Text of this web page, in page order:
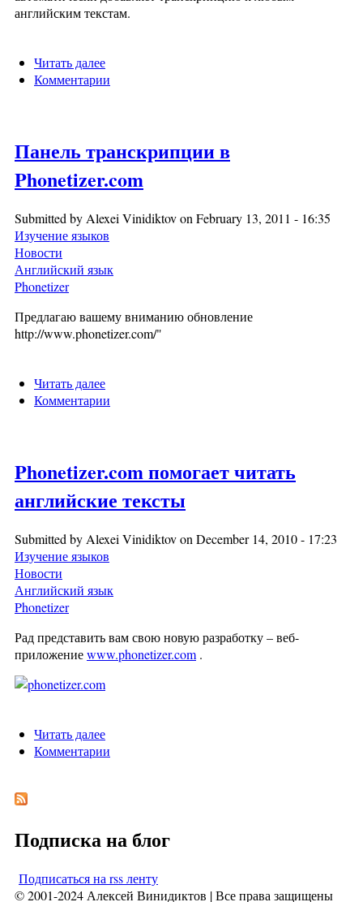
английским текстам.
Читать далее
Phonetizer.com
Комментарии
Панель транскрипции в
Phonetizer.com
Submitted by Alexei Vinidiktovon February 13, 2011 - 16:35
Изучение языков
Новости
Английский язык
Phonetizer
Предлагаю вашему вниманию обновление
http://www.phonetizer.com/"
Читать далее
Комментарии
Phonetizer.com помогает читать
английские тексты
Submitted by Alexei Vinidiktovon December 14, 2010 - 17:23
Изучение языков
Новости
Английский язык
Phonetizer
Рад представить вам свою новую разработку – веб-
приложениеwww.phonetizer.com .
Читать далее
тексты
Комментарии
Подписка на блог
Подписаться на rss ленту
© 2001-2024 Алексей Винидиктов | Все права защищены